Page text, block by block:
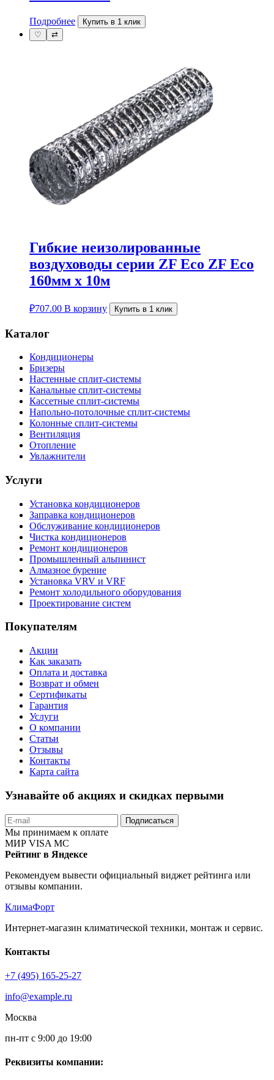
Подробнее
Купить в 1 клик
♡
⇄
Гибкие неизолированные
воздуховоды серии ZF Eco ZF Eco
160мм х 10м
₽707.00 В корзину Купить в 1 клик
Каталог
Кондиционеры
Бризеры
Настенные сплит-системы
Канальные сплит-системы
Кассетные сплит-системы
Напольно-потолочные сплит-системы
Колонные сплит-системы
Вентиляция
Отопление
Увлажнители
Услуги
Установка кондиционеров
Заправка кондиционеров
Обслуживание кондиционеров
Чистка кондиционеров
Ремонт кондиционеров
Промышленный альпинист
Алмазное бурение
Установка VRV и VRF
Ремонт холодильного оборудования
Проектирование систем
Покупателям
Акции
Как заказать
Оплата и доставка
Возврат и обмен
Сертификаты
Гарантия
Услуги
О компании
Статьи
Отзывы
Контакты
Карта сайта
Узнавайте об акциях и скидках первыми
Подписаться
Мы принимаем к оплате
МИР VISA MC
Рейтинг в Яндексе
Рекомендуем вывести официальный виджет рейтинга или
отзывы компании.
КлимаФорт
Интернет-магазин климатической техники, монтаж и сервис.
Контакты
+7 (495) 165-25-27
info@example.ru
Москва
пн-пт с 9:00 до 19:00
Реквизиты компании: